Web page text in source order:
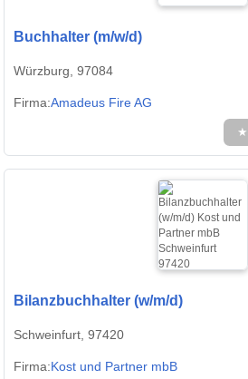
Buchhalter (m/w/d)
Würzburg, 97084
Firma:Amadeus Fire AG
★
Bilanzbuchhalter (w/m/d)
Schweinfurt, 97420
Firma:Kost und Partner mbB